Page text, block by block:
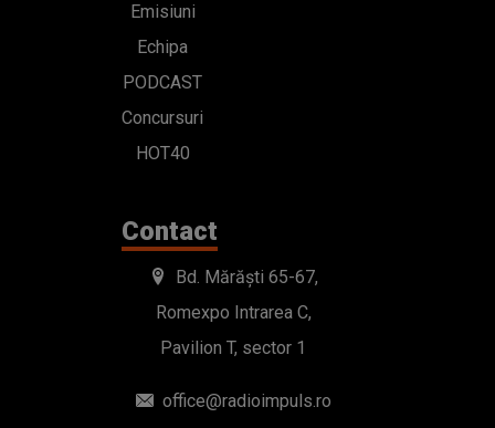
Emisiuni
Echipa
PODCAST
Concursuri
HOT40
Contact
Bd. Mărăști 65-67,
Romexpo Intrarea C,
Pavilion T, sector 1
office@radioimpuls.ro